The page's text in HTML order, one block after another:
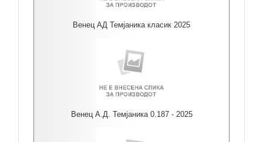
Венец АД Темјаника класик 2025
Венец А.Д. Темјаника 0.187 - 2025